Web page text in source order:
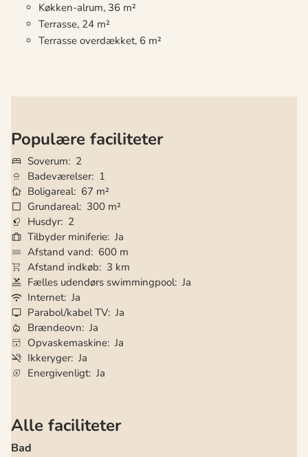
Køkken-alrum, 36 m²
Terrasse, 24 m²
Terrasse overdækket, 6 m²
Populære faciliteter
Soverum
2
Badeværelser 1
Boligareal 67 m²
Grundareal 300 m²
Husdyr 2
Tilbyder miniferie Ja
Afstand vand
600 m
Afstand indkøb
3 km
Fælles udendørs swimmingpool Ja
Internet Ja
Parabol/kabel TV Ja
Brændeovn Ja
Opvaskemaskine Ja
Ikkeryger Ja
Energivenligt Ja
Alle faciliteter
Bad